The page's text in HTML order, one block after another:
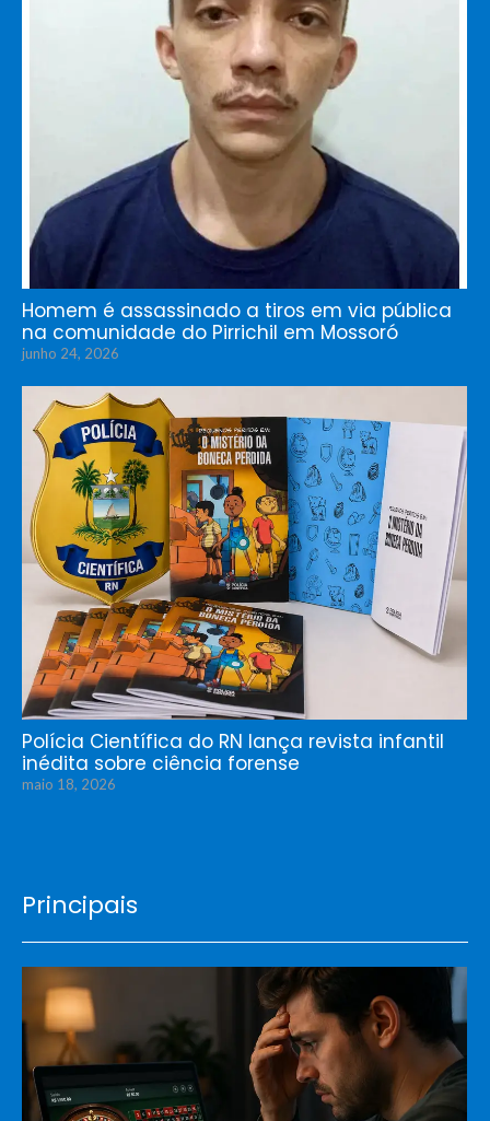
Homem é assassinado a tiros em via pública
na comunidade do Pirrichil em Mossoró
junho 24, 2026
Polícia Científica do RN lança revista infantil
inédita sobre ciência forense
maio 18, 2026
Principais